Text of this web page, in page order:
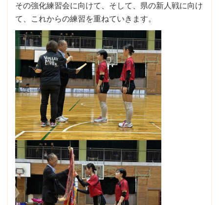
その強化練習会に向けて、そして、県の新人戦に向け
て、これからの練習を重ねていきます。